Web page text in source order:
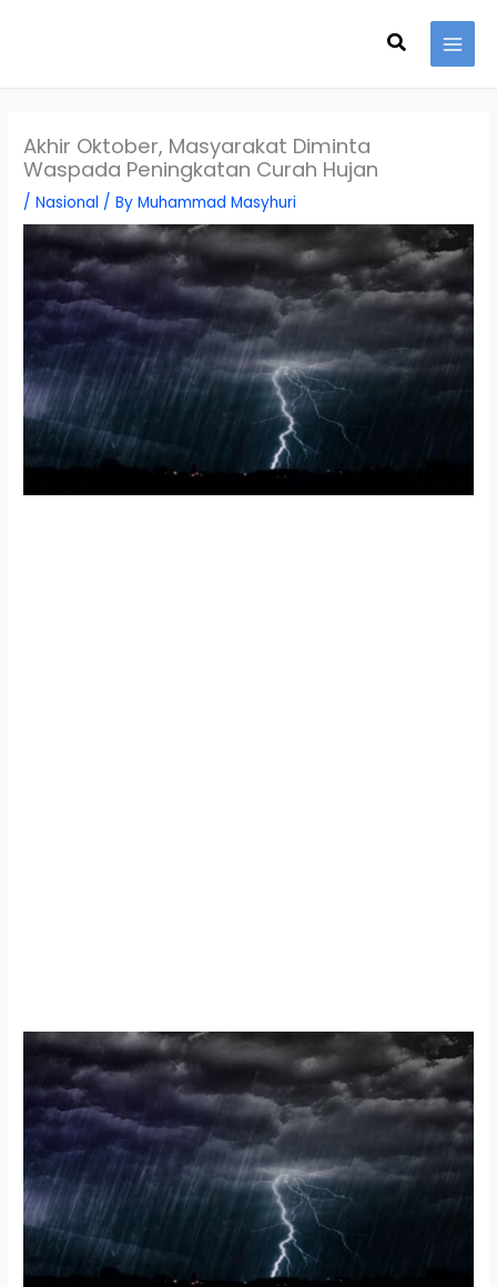
Search
Akhir Oktober, Masyarakat Diminta
Waspada Peningkatan Curah Hujan
/Nasional / ByMuhammad Masyhuri